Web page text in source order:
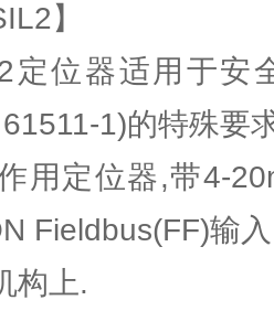
】
定位器适用于安
1)的特殊要
用定位器,带4-
Fieldbus(FF)输
构上.